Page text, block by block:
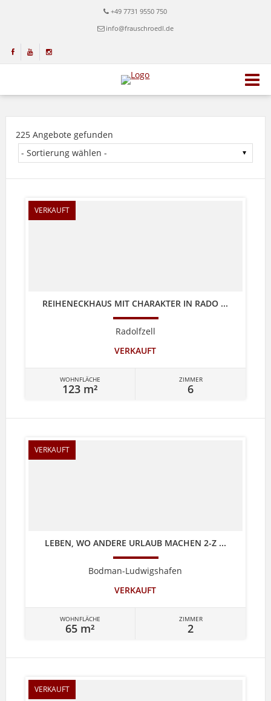
+49 7731 9550 750
info@frauschroedl.de
225 Angebote gefunden
VERKAUFT
REIHENECKHAUS MIT CHARAKTER IN RADO ...
Radolfzell
VERKAUFT
WOHNFLÄCHE
123 m²
ZIMMER
6
VERKAUFT
LEBEN, WO ANDERE URLAUB MACHEN 2-Z ...
Bodman-Ludwigshafen
VERKAUFT
WOHNFLÄCHE
65 m²
ZIMMER
2
VERKAUFT